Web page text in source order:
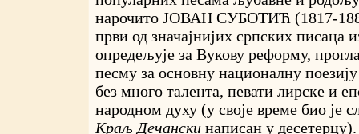
нарочито ЈОВАН СУБОТИЋ (1817-
први од значајнијих српских писаца
опредељује за Вукову реформу,
песму за основну националну
без много талента, певати лирске и
народном духу (у своје време био је
Краљ Дечански написан у